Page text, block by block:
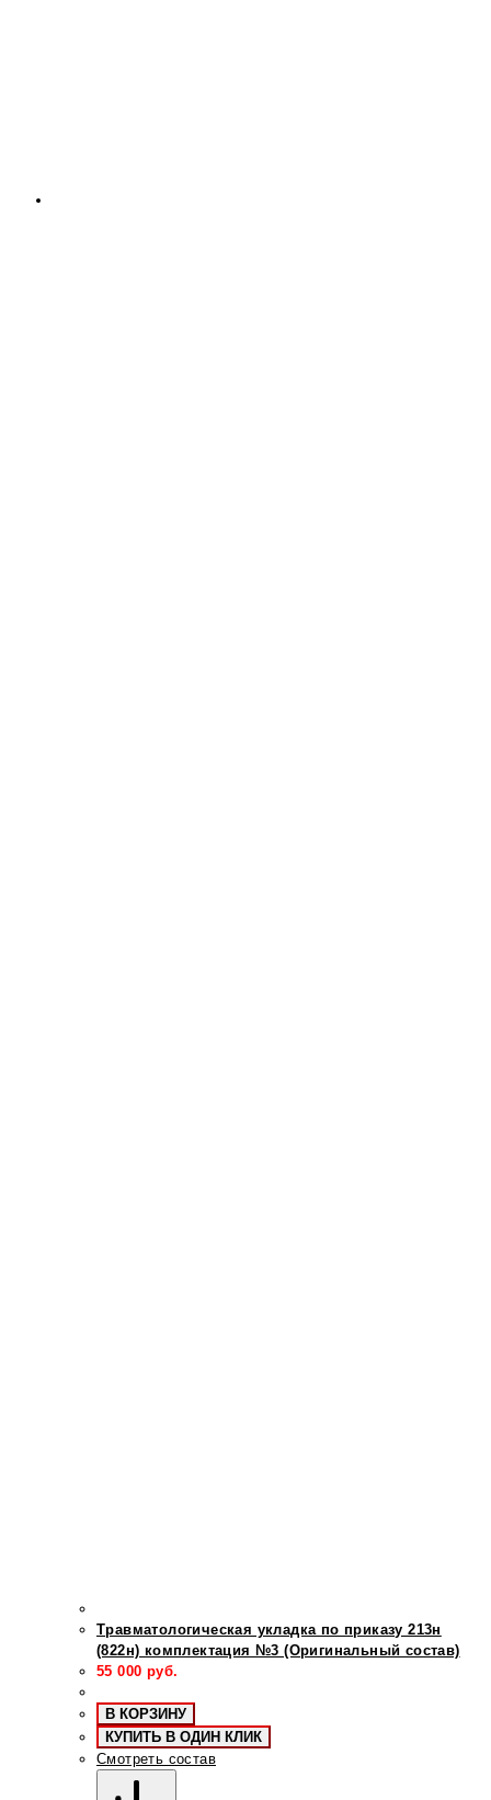
Травматологическая укладка по приказу 213н
(822н) комплектация №3 (Оригинальный состав)
55 000 руб.
В КОРЗИНУ
КУПИТЬ В ОДИН КЛИК
Смотреть состав